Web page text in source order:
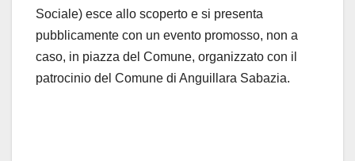
Sociale) esce allo scoperto e si presenta
pubblicamente con un evento promosso, non a
caso, in piazza del Comune, organizzato con il
patrocinio del Comune di Anguillara Sabazia.